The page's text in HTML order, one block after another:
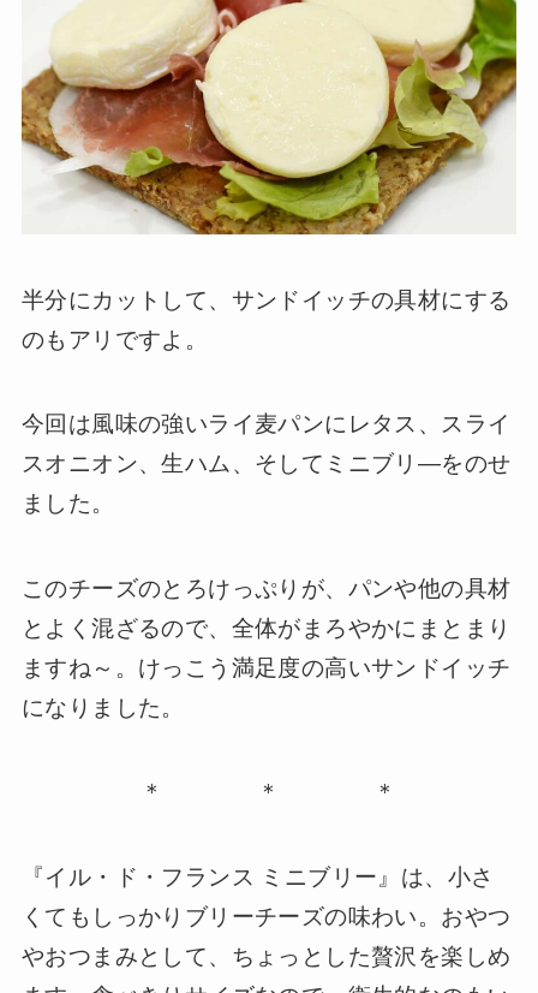
半分にカットして、サンドイッチの具材にする
のもアリですよ。
今回は風味の強いライ麦パンにレタス、スライ
スオニオン、生ハム、そしてミニブリ―をのせ
ました。
このチーズのとろけっぷりが、パンや他の具材
とよく混ざるので、全体がまろやかにまとまり
ますね～。けっこう満足度の高いサンドイッチ
になりました。
＊ ＊ ＊
『イル・ド・フランス ミニブリー』は、小さ
くてもしっかりブリーチーズの味わい。おやつ
やおつまみとして、ちょっとした贅沢を楽しめ